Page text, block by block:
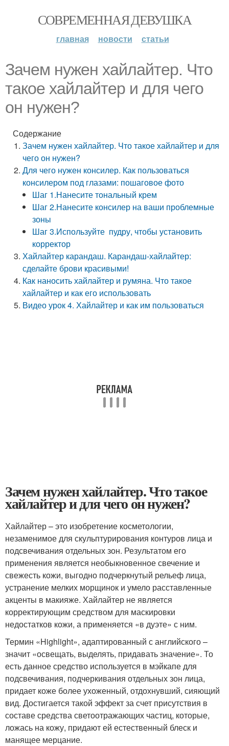
СОВРЕМЕННАЯ ДЕВУШКА
главная новости статьи
Зачем нужен хайлайтер. Что
такое хайлайтер и для чего
он нужен?
Содержание
Зачем нужен хайлайтер. Что такое хайлайтер и для
чего он нужен?
Для чего нужен консилер. Как пользоваться
консилером под глазами: пошаговое фото
Шаг 1.Нанесите тональный крем
Шаг 2.Нанесите консилер на ваши проблемные
зоны
Шаг 3.Используйте пудру, чтобы установить
корректор
Хайлайтер карандаш. Карандаш-хайлайтер:
сделайте брови красивыми!
Как наносить хайлайтер и румяна. Что такое
хайлайтер и как его использовать
Видео урок 4. Хайлайтер и как им пользоваться
Зачем нужен хайлайтер. Что такое
хайлайтер и для чего он нужен?
Хайлайтер – это изобретение косметологии,
незаменимое для скульптурирования контуров лица и
подсвечивания отдельных зон. Результатом его
применения является необыкновенное свечение и
свежесть кожи, выгодно подчеркнутый рельеф лица,
устранение мелких морщинок и умело расставленные
акценты в макияже. Хайлайтер не является
корректирующим средством для маскировки
недостатков кожи, а применяется «в дуэте» с ним.
Термин «Highlight», адаптированный с английского –
значит «освещать, выделять, придавать значение». То
есть данное средство используется в мэйкапе для
подсвечивания, подчеркивания отдельных зон лица,
придает коже более ухоженный, отдохнувший, сияющий
вид. Достигается такой эффект за счет присутствия в
составе средства светоотражающих частиц, которые,
ложась на кожу, придают ей естественный блеск и
манящее мерцание.